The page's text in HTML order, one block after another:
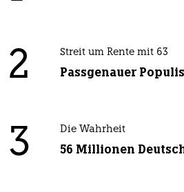
2 Streit um Rente mit 63
Passgenauer
3 Die Wahrheit
56 Millionen